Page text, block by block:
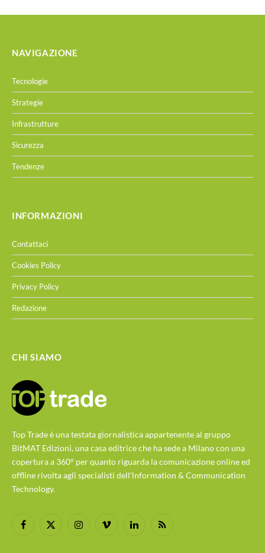
NAVIGAZIONE
Tecnologie
Strategie
Infrastrutture
Sicurezza
Tendenze
INFORMAZIONI
Contattaci
Cookies Policy
Privacy Policy
Redazione
CHI SIAMO
Top Trade è una testata giornalistica appartenente al gruppo
BitMAT Edizioni, una casa editrice che ha sede a Milano con una
copertura a 360° per quanto riguarda la comunicazione online ed
offline rivolta agli specialisti dell'lnformation & Communication
Technology.
Facebook
X
InstagramVimeo LinkedInRSS